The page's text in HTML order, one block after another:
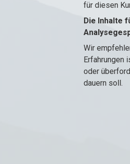
für diesen
Die Inhalte
Wir
Erfahrungen
oder
dauern soll.